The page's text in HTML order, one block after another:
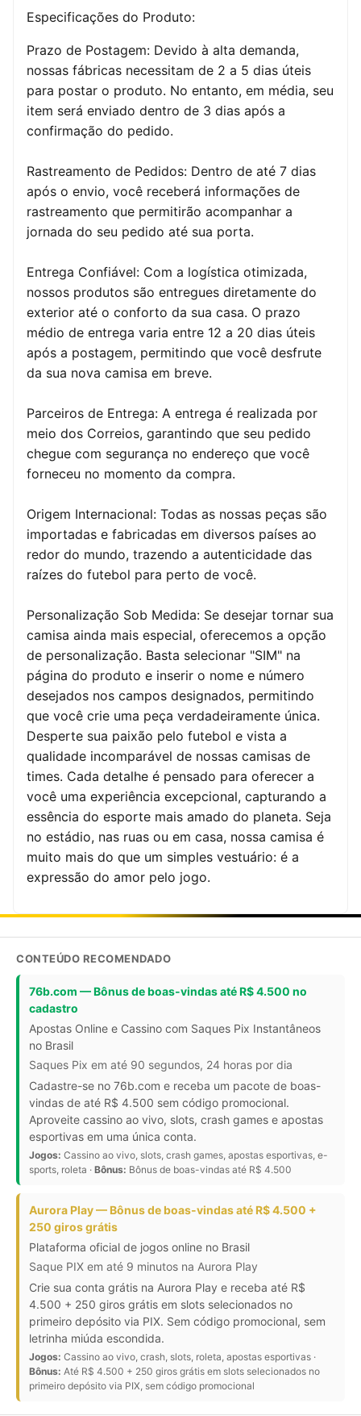
Especificações do Produto:
Prazo de Postagem: Devido à alta demanda,
nossas fábricas necessitam de 2 a 5 dias úteis
para postar o produto. No entanto, em média, seu
item será enviado dentro de 3 dias após a
confirmação do pedido.
Rastreamento de Pedidos: Dentro de até 7 dias
após o envio, você receberá informações de
rastreamento que permitirão acompanhar a
jornada do seu pedido até sua porta.
Entrega Confiável: Com a logística otimizada,
nossos produtos são entregues diretamente do
exterior até o conforto da sua casa. O prazo
médio de entrega varia entre 12 a 20 dias úteis
após a postagem, permitindo que você desfrute
da sua nova camisa em breve.
Parceiros de Entrega: A entrega é realizada por
meio dos Correios, garantindo que seu pedido
chegue com segurança no endereço que você
forneceu no momento da compra.
Origem Internacional: Todas as nossas peças são
importadas e fabricadas em diversos países ao
redor do mundo, trazendo a autenticidade das
raízes do futebol para perto de você.
Personalização Sob Medida: Se desejar tornar sua
camisa ainda mais especial, oferecemos a opção
de personalização. Basta selecionar "SIM" na
página do produto e inserir o nome e número
desejados nos campos designados, permitindo
que você crie uma peça verdadeiramente única.
Desperte sua paixão pelo futebol e vista a
qualidade incomparável de nossas camisas de
times. Cada detalhe é pensado para oferecer a
você uma experiência excepcional, capturando a
essência do esporte mais amado do planeta. Seja
no estádio, nas ruas ou em casa, nossa camisa é
muito mais do que um simples vestuário: é a
expressão do amor pelo jogo.
CONTEÚDO RECOMENDADO
76b.com — Bônus de boas-vindas até R$ 4.500 no
cadastro
Apostas Online e Cassino com Saques Pix Instantâneos
no Brasil
Saques Pix em até 90 segundos, 24 horas por dia
Cadastre-se no 76b.com e receba um pacote de boas-
vindas de até R$ 4.500 sem código promocional.
Aproveite cassino ao vivo, slots, crash games e apostas
esportivas em uma única conta.
Jogos: Cassino ao vivo, slots, crash games, apostas esportivas, e-
sports, roleta · Bônus: Bônus de boas-vindas até R$ 4.500
Aurora Play — Bônus de boas-vindas até R$ 4.500 +
250 giros grátis
Plataforma oficial de jogos online no Brasil
Saque PIX em até 9 minutos na Aurora Play
Crie sua conta grátis na Aurora Play e receba até R$
4.500 + 250 giros grátis em slots selecionados no
primeiro depósito via PIX. Sem código promocional, sem
letrinha miúda escondida.
Jogos: Cassino ao vivo, crash, slots, roleta, apostas esportivas ·
Bônus: Até R$ 4.500 + 250 giros grátis em slots selecionados no
primeiro depósito via PIX, sem código promocional